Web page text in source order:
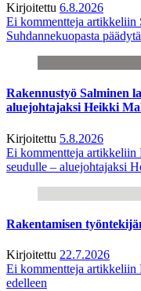
Kirjoitettu 6.8.2026
Ei kommentteja artikkeliin
Suhdannekuopasta
Rakennustyö Salminen
aluejohtajaksi Heikki
Kirjoitettu 5.8.2026
Ei kommentteja artikkeliin
seudulle – aluejohtajaksi
Rakentamisen
Kirjoitettu 22.7.2026
Ei kommentteja artikkeliin
edelleen